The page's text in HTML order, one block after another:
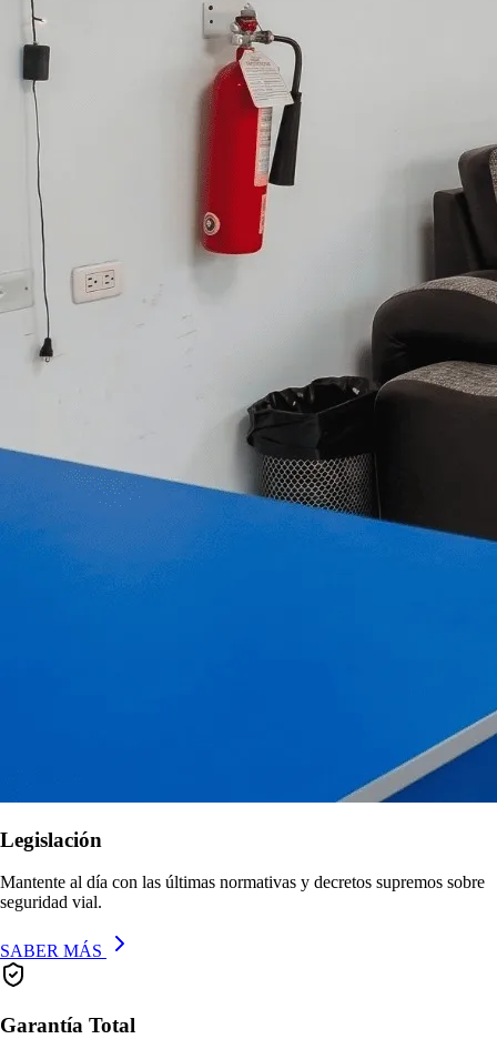
Legislación
Mantente al día con las últimas normativas y decretos supremos sobre
seguridad vial.
SABER MÁS
Garantía Total